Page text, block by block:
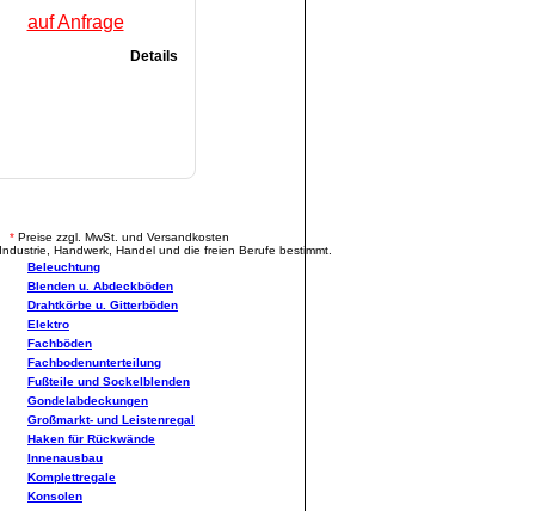
auf Anfrage
Details
* Preise zzgl. MwSt. und Versandkosten
Handwerk, Handel und die freien Berufe bestimmt.
Beleuchtung
Blenden u. Abdeckböden
Drahtkörbe u. Gitterböden
Elektro
Fachböden
Fachbodenunterteilung
Fußteile und Sockelblenden
Gondelabdeckungen
Großmarkt- und Leistenregal
Haken für Rückwände
Innenausbau
Komplettregale
Konsolen